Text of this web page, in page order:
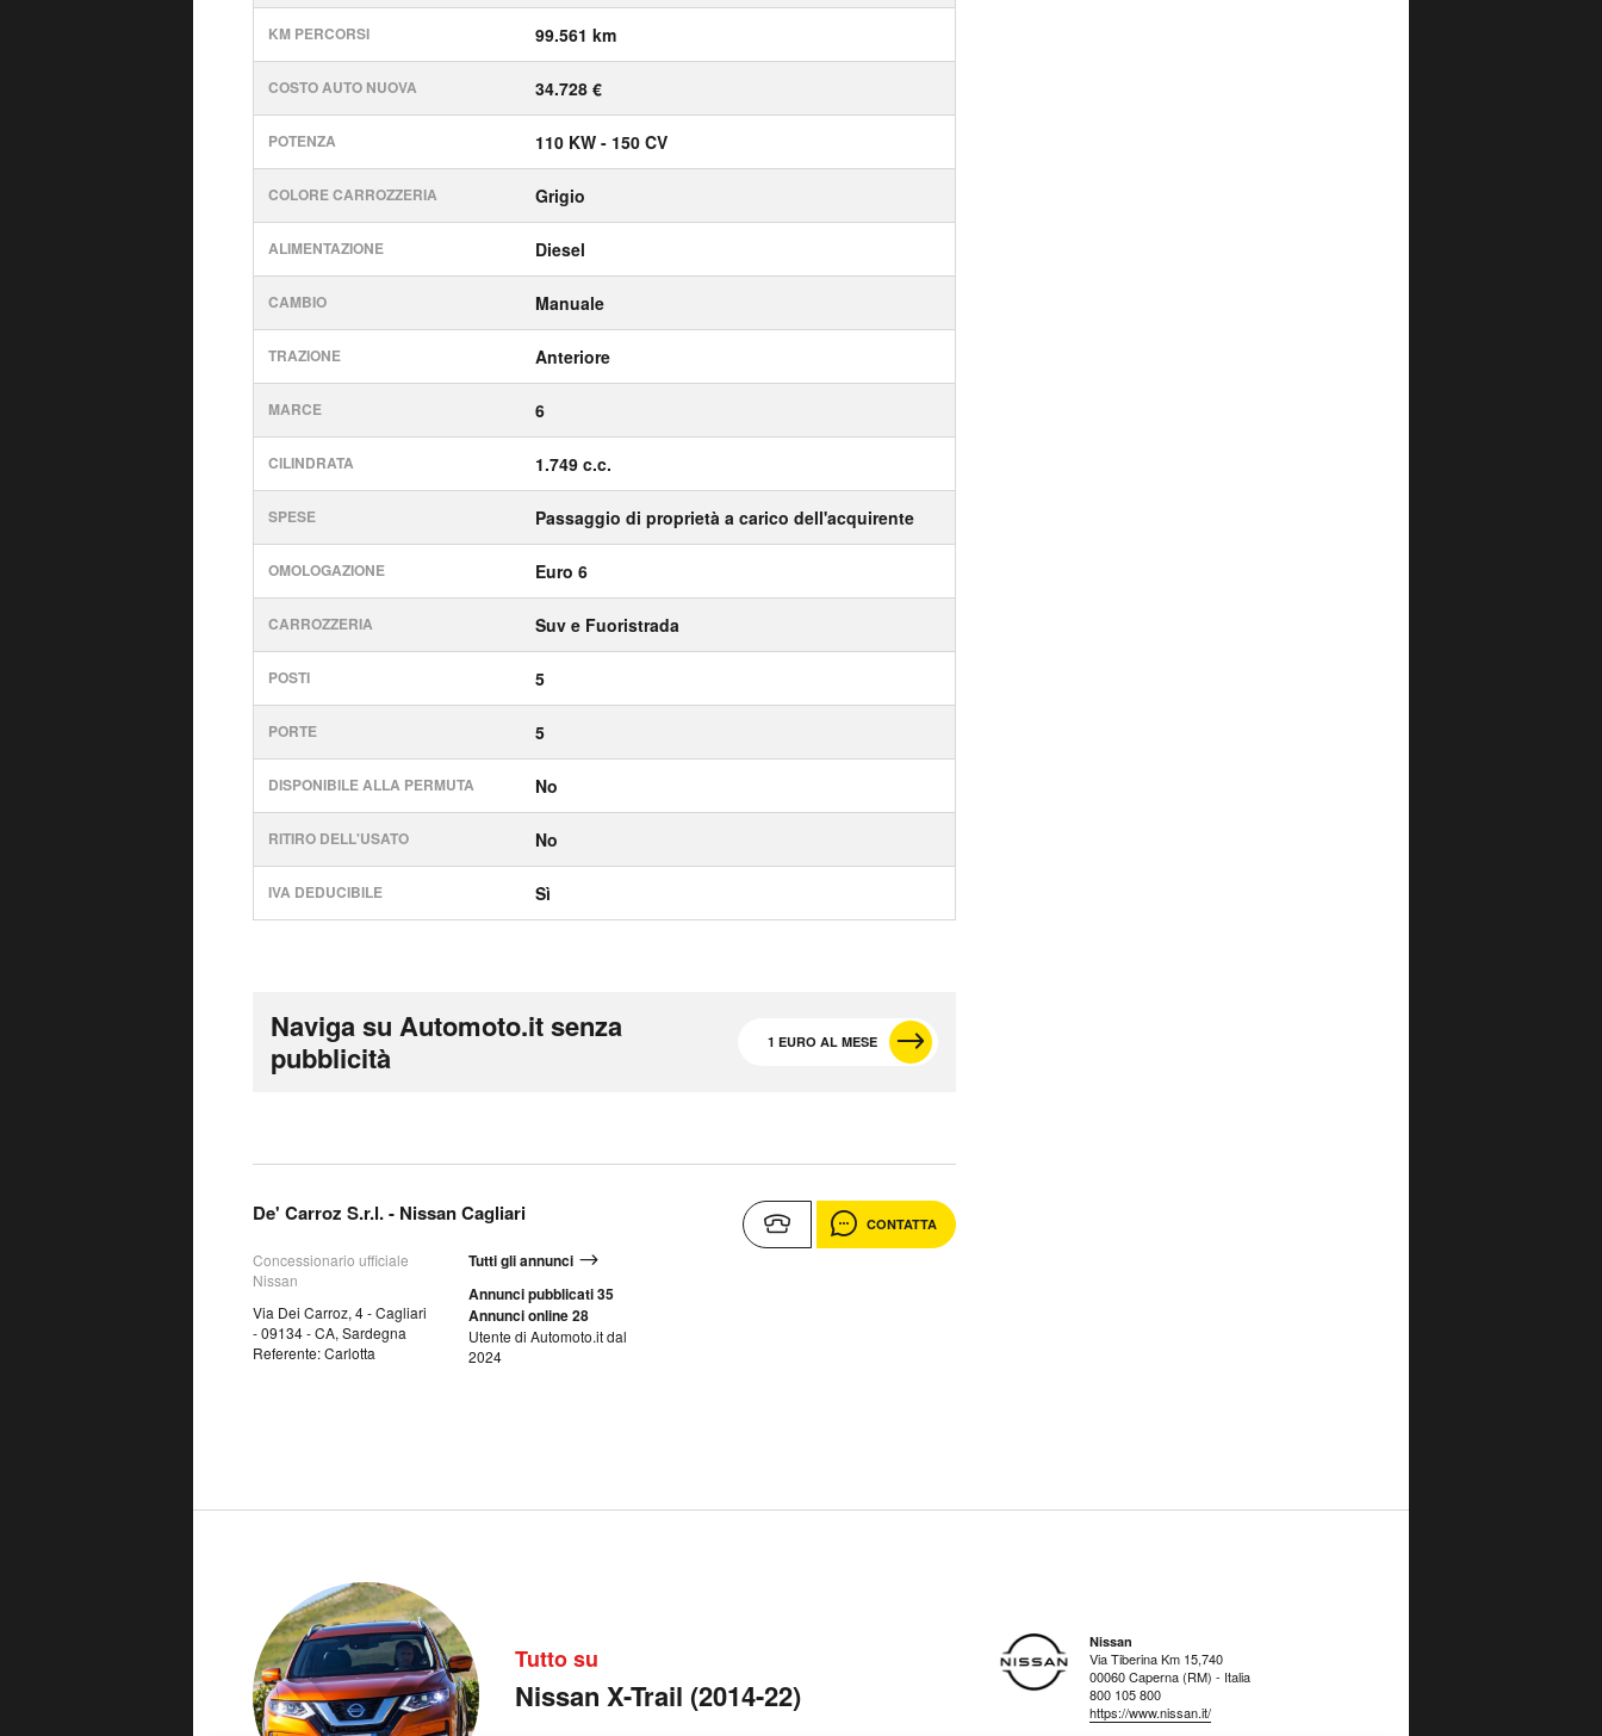
KM PERCORSI 99.561 km
COSTO AUTO NUOVA 34.728 €
POTENZA 110 KW - 150 CV
COLORE CARROZZERIA Grigio
ALIMENTAZIONE Diesel
CAMBIO Manuale
TRAZIONE Anteriore
MARCE 6
CILINDRATA 1.749 c.c.
SPESE Passaggio di proprietà a carico dell'acquirente
OMOLOGAZIONE Euro 6
CARROZZERIA Suv e Fuoristrada
POSTI 5
PORTE 5
DISPONIBILE ALLA PERMUTA No
RITIRO DELL'USATO No
IVA DEDUCIBILE Sì
Naviga su Automoto.it senza
pubblicità
1 EURO AL MESE
De' Carroz S.r.l. - Nissan Cagliari
Concessionario ufficiale
Nissan
Via Dei Carroz, 4 - Cagliari
- 09134 - CA, Sardegna
Referente: Carlotta
Tutti gli annunci
Annunci pubblicati 35
Annunci online 28
Utente di Automoto.it dal
2024
CONTATTA
Tutto su
Nissan X-Trail (2014-22)
Nissan
Via Tiberina Km 15,740
00060 Caperna (RM) - Italia
800 105 800
https://www.nissan.it/